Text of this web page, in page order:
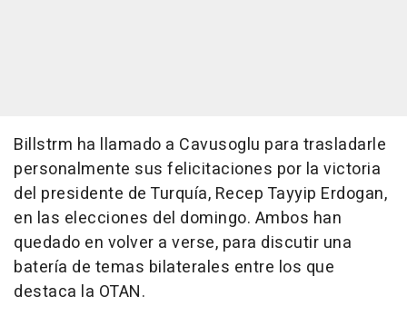
Billstrm ha llamado a Cavusoglu para trasladarle
personalmente sus felicitaciones por la victoria
del presidente de Turquía, Recep Tayyip Erdogan,
en las elecciones del domingo. Ambos han
quedado en volver a verse, para discutir una
batería de temas bilaterales entre los que
destaca la OTAN.